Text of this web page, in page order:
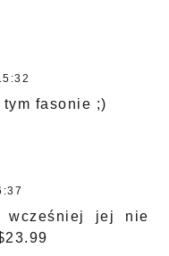
fasonie ;)
wcześniej jej nie